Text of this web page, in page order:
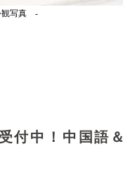
観写真 -
付中！中国語＆